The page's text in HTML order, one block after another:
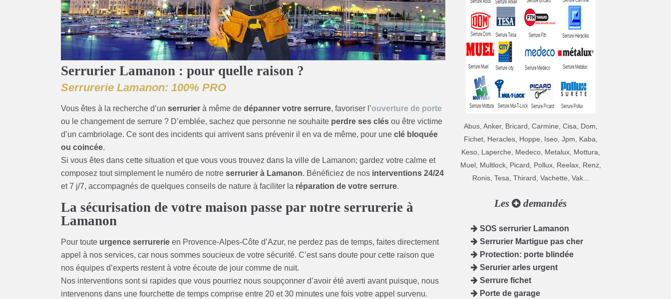
Serrurier Lamanon : pour quelle raison ?
Serrurerie Lamanon: 100% PRO
Vous êtes à la recherche d’un serrurier à même de dépanner votre serrure, favoriser l’ouverture de porte
ou le changement de serrure ? D’emblée, sachez que personne ne souhaite perdre ses clés ou être victime
d’un cambriolage. Ce sont des incidents qui arrivent sans prévenir il en va de même, pour une clé bloquée
ou coincée.
Si vous êtes dans cette situation et que vous vous trouvez dans la ville de Lamanon; gardez votre calme et
composez tout simplement le numéro de notre serrurier à Lamanon. Bénéficiez de nos interventions 24/24
et 7 j/7, accompagnés de quelques conseils de nature à faciliter la réparation de votre serrure.
La sécurisation de votre maison passe par notre serrurerie à
Lamanon
Pour toute urgence serrurerie en Provence-Alpes-Côte d’Azur, ne perdez pas de temps, faites directement
appel à nos services, car nous sommes soucieux de votre sécurité. C’est sans doute pour cette raison que
nos équipes d’experts restent à votre écoute de jour comme de nuit.
Nos interventions sont si rapides que vous pourriez nous soupçonner d’avoir été averti avant puisque, nous
intervenons dans une fourchette de temps comprise entre 20 et 30 minutes une fois votre appel survenu.
Abus, Anker, Bricard, Carmine, Cisa, Dom,
Fichet, Heracles, Hoppe, Iseo, Jpm, Kaba,
Keso, Laperche, Medeco, Metalux, Mottura,
Muel, Multlock, Picard, Pollux, Reelax, Renz,
Ronis, Tesa, Thirard, Vachette, Vak...
Les demandés
SOS serrurier Lamanon
Serrurier Martigue pas cher
Protection: porte blindée
Serurier arles urgent
Serrure fichet
Porte de garage